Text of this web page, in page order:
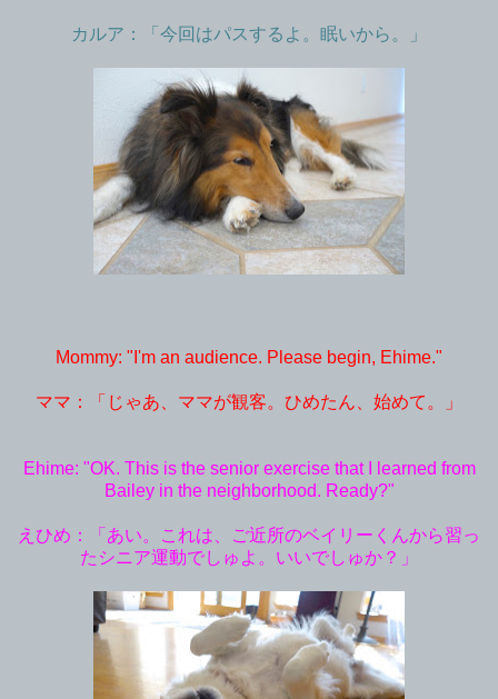
カルア：「今回はパスするよ。眠いから。」
Mommy: "I'm an audience. Please begin, Ehime."
ママ：「じゃあ、ママが観客。ひめたん、始めて。」
Ehime: "OK. This is the senior exercise that I learned from
Bailey in the neighborhood. Ready?"
えひめ：「あい。これは、ご近所のベイリーくんから習っ
たシニア運動でしゅよ。いいでしゅか？」